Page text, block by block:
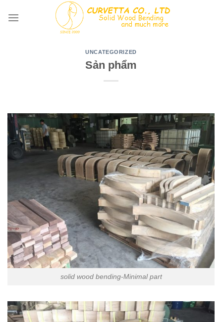
UNCATEGORIZED
Sản phẩm
solid wood bending-Minimal part